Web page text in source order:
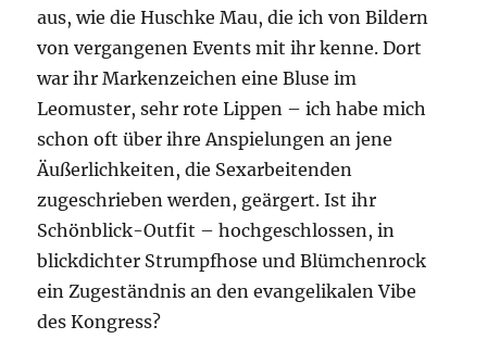
aus, wie die Huschke Mau, die ich von Bildern
von vergangenen Events mit ihr kenne. Dort
war ihr Markenzeichen eine Bluse im
Leomuster, sehr rote Lippen – ich habe mich
schon oft über ihre Anspielungen an jene
Äußerlichkeiten, die Sexarbeitenden
zugeschrieben werden, geärgert. Ist ihr
Schönblick-Outfit – hochgeschlossen, in
blickdichter Strumpfhose und Blümchenrock
ein Zugeständnis an den evangelikalen Vibe
des Kongress?